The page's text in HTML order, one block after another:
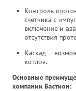
Контроль
счетчика с
включение и
отсутствия
Каскад —
котлов.
Основные
компании Бастион: